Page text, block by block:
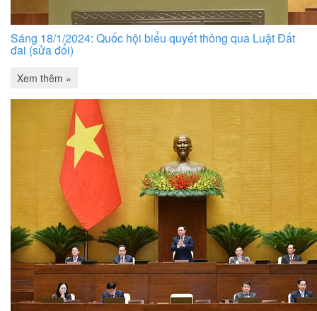
Sáng 18/1/2024: Quốc hội biểu quyết thông qua Luật Đất
đai (sửa đổi)
Xem thêm »